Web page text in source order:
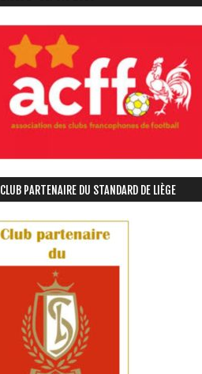
CLUB PARTENAIRE DU STANDARD DE LIÈGE